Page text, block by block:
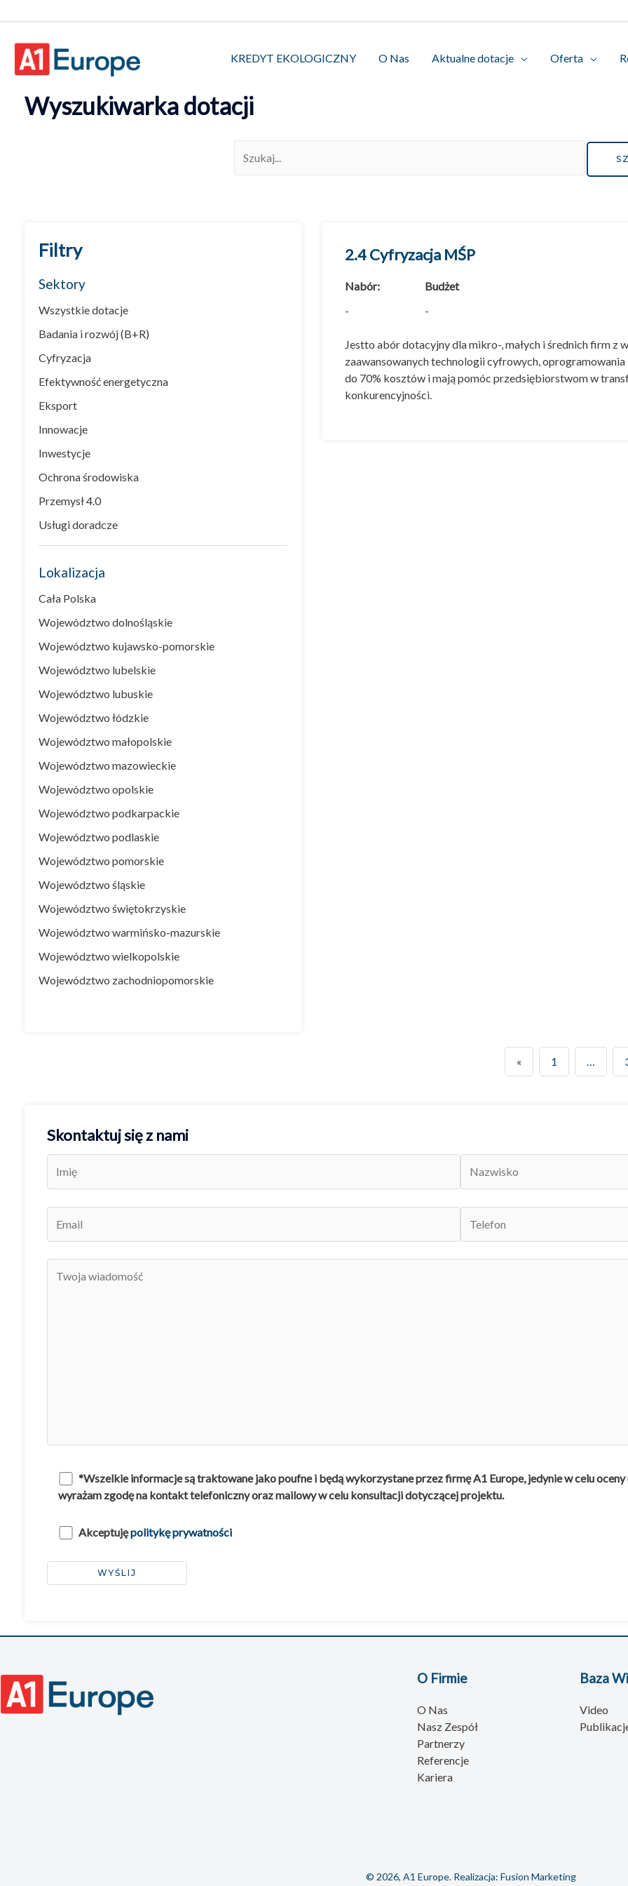
KREDYT EKOLOGICZNY O Nas Aktualne dotacje Oferta
Wyszukiwarka dotacji
Filtry
Sektory
Wszystkie dotacje
Badania i rozwój (B+R)
Cyfryzacja
Efektywność energetyczna
Eksport
Innowacje
Inwestycje
Ochrona środowiska
Przemysł 4.0
Usługi doradcze
Lokalizacja
Cała Polska
Województwo dolnośląskie
Województwo kujawsko-pomorskie
Województwo lubelskie
Województwo lubuskie
Województwo łódzkie
Województwo małopolskie
Województwo mazowieckie
Województwo opolskie
Województwo podkarpackie
Województwo podlaskie
Województwo pomorskie
Województwo śląskie
Województwo świętokrzyskie
Województwo warmińsko-mazurskie
Województwo wielkopolskie
Województwo zachodniopomorskie
2.4 Cyfryzacja MŚP
Nabór:
-
Budżet
-
Jestto abór dotacyjny dla mikro-, małych i średnich firm
zaawansowanych technologii cyfrowych,
do 70% kosztów i mają pomóc przedsiębiorstwom w
konkurencyjności.
« 1 …
Skontaktuj się z nami
*Wszelkie informacje są traktowane jako poufne i będą wykorzystane przez firmę A1 Europe, jedynie w celu
wyrażam zgodę na kontakt telefoniczny oraz mailowy w celu konsultacji dotyczącej projektu.
Akceptujępolitykę prywatności
O Firmie
O Nas
Nasz Zespół
Partnerzy
Referencje
Kariera
Baza
Video
© 2026, A1 Europe. Realizacja: Fusion Marketing